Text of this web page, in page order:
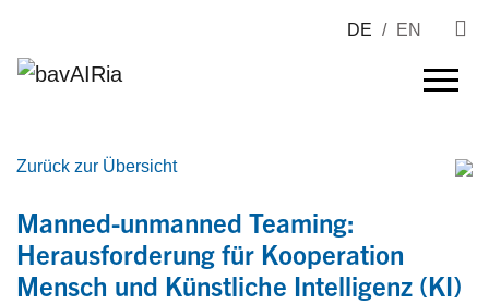
DE / EN
Zurück zur Übersicht
Manned-unmanned Teaming:
Herausforderung für Kooperation
Mensch und Künstliche Intelligenz (KI)